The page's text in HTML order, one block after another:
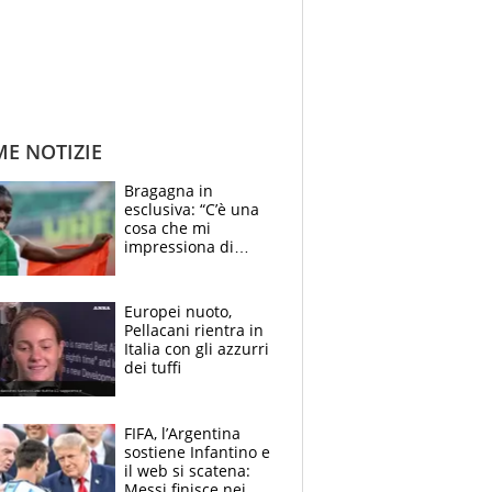
NOTIZIE
Bragagna in
esclusiva: “C’è una
cosa che mi
impressiona di
E svela la sorpresa
agli Europei
Europei nuoto,
Pellacani rientra in
Italia con gli azzurri
dei tuffi
FIFA, l’Argentina
sostiene Infantino e
il web si scatena: